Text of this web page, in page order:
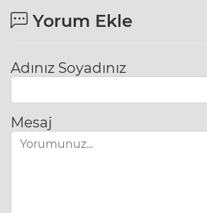
Yorum Ekle
Adınız Soyadınız
Mesaj